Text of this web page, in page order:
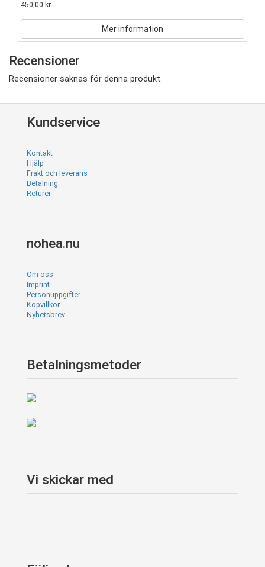
450,00 kr
Mer information
Recensioner
Recensioner saknas för denna produkt.
Kundservice
Kontakt
Hjälp
Frakt och leverans
Betalning
Returer
nohea.nu
Om oss
Imprint
Personuppgifter
Köpvillkor
Nyhetsbrev
Betalningsmetoder
Vi skickar med